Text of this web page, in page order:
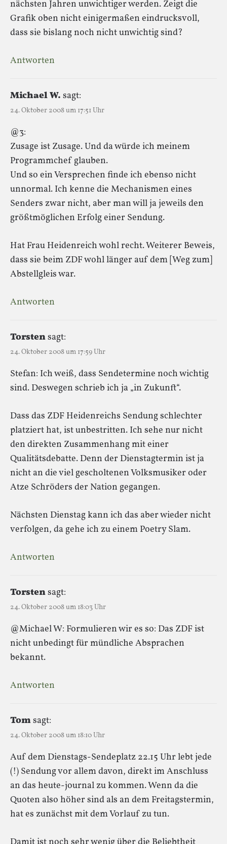
nächsten Jahren unwichtiger werden. Zeigt die
Grafik oben nicht einigermaßen eindrucksvoll,
dass sie bislang noch nicht unwichtig sind?
Antworten
Michael W. sagt:
24. Oktober 2008 um 17:51 Uhr
@3:
Zusage ist Zusage. Und da würde ich meinem
Programmchef glauben.
Und so ein Versprechen finde ich ebenso nicht
unnormal. Ich kenne die Mechanismen eines
Senders zwar nicht, aber man will ja jeweils den
größtmöglichen Erfolg einer Sendung.
Hat Frau Heidenreich wohl recht. Weiterer Beweis,
dass sie beim ZDF wohl länger auf dem [Weg zum]
Abstellgleis war.
Antworten
Torstensagt:
24. Oktober 2008 um 17:59 Uhr
Stefan: Ich weiß, dass Sendetermine noch wichtig
sind. Deswegen schrieb ich ja „in Zukunft“.
Dass das ZDF Heidenreichs Sendung schlechter
platziert hat, ist unbestritten. Ich sehe nur nicht
den direkten Zusammenhang mit einer
Qualitätsdebatte. Denn der Dienstagtermin ist ja
nicht an die viel gescholtenen Volksmusiker oder
Atze Schröders der Nation gegangen.
Nächsten Dienstag kann ich das aber wieder nicht
verfolgen, da gehe ich zu einem Poetry Slam.
Antworten
Torstensagt:
24. Oktober 2008 um 18:03 Uhr
@Michael W: Formulieren wir es so: Das ZDF ist
nicht unbedingt für mündliche Absprachen
bekannt.
Antworten
Tomsagt:
24. Oktober 2008 um 18:10 Uhr
Auf dem Dienstags-Sendeplatz 22.15 Uhr lebt jede
(!) Sendung vor allem davon, direkt im Anschluss
an das heute-journal zu kommen. Wenn da die
Quoten also höher sind als an dem Freitagstermin,
hat es zunächst mit dem Vorlauf zu tun.